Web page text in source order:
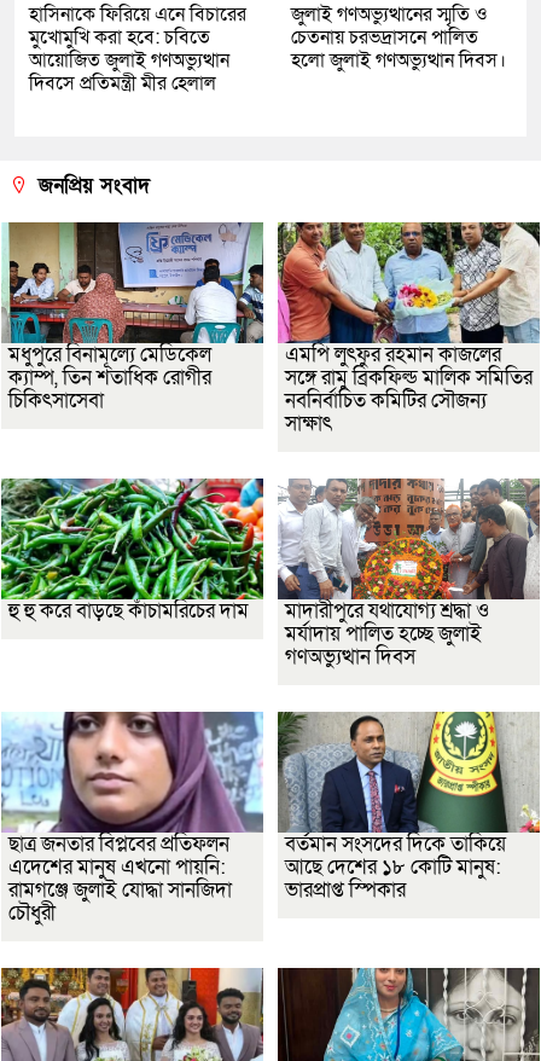
হাসিনাকে ফিরিয়ে এনে বিচারের
মুখোমুখি করা হবে: চবিতে
আয়োজিত জুলাই গণঅভ্যুত্থান
দিবসে প্রতিমন্ত্রী মীর হেলাল
জুলাই গণঅভ্যুত্থানের স্মৃতি ও
চেতনায় চরভদ্রাসনে পালিত
হলো জুলাই গণঅভ্যুত্থান দিবস।
জনপ্রিয় সংবাদ
মধুপুরে বিনামূল্যে মেডিকেল
ক্যাম্প, তিন শতাধিক রোগীর
চিকিৎসাসেবা
এমপি লুৎফুর রহমান কাজলের
সঙ্গে রামু ব্রিকফিল্ড মালিক সমিতির
নবনির্বাচিত কমিটির সৌজন্য
সাক্ষাৎ
হু হু করে বাড়ছে কাঁচামরিচের দাম
মাদারীপুরে যথাযোগ্য শ্রদ্ধা ও
মর্যাদায় পালিত হচ্ছে জুলাই
গণঅভ্যুত্থান দিবস
ছাত্র জনতার বিপ্লবের প্রতিফলন
এদেশের মানুষ এখনো পায়নি:
রামগঞ্জে জুলাই যোদ্ধা সানজিদা
চৌধুরী
বর্তমান সংসদের দিকে তাকিয়ে
আছে দেশের ১৮ কোটি মানুষ:
ভারপ্রাপ্ত স্পিকার